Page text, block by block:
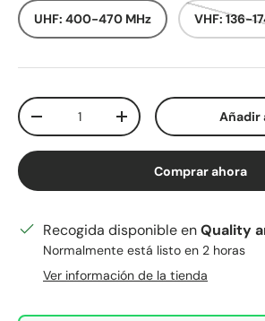
UHF: 400-470 MHz VHF: 136-
Cant.
Disminuir cantidadAumentar la cantidad
Añadir
Comprar ahora
Recogida disponible enQuality
Normalmente está listo en 2 horas
Ver información de la tienda